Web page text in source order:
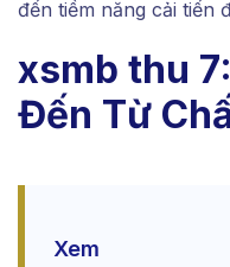
đến tiềm năng cải tiến
xsmb thu
Đến Từ
Xem